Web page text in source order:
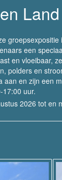
een
en vloeibaar,
polders en
aan en zijn een
17:00 uur.
2026 tot en